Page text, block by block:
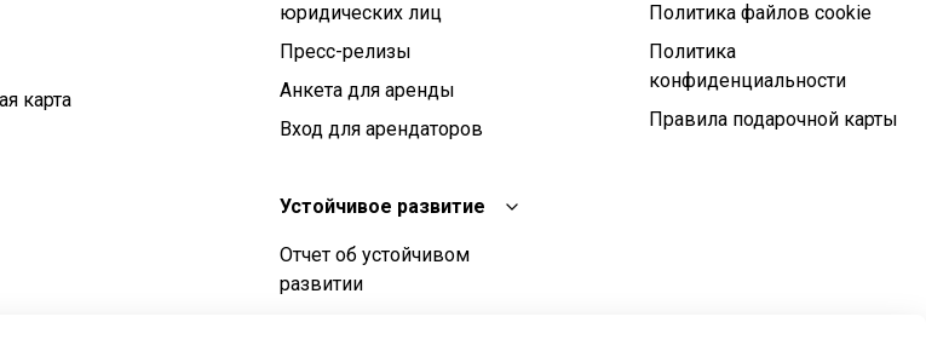
карта
юридических лиц
Пресс-релизы
Анкета для аренды
Вход для арендаторов
Устойчивое развитие
Отчет об устойчивом
развитии
Политика файлов cookie
Политика
конфиденциальности
Правила подарочной карты